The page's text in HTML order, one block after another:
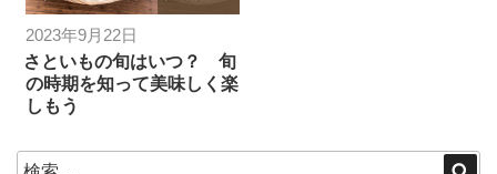
投
稿
日:
2023年9月22日
さといもの旬はいつ？ 旬
の時期を知って美味しく楽
しもう
検